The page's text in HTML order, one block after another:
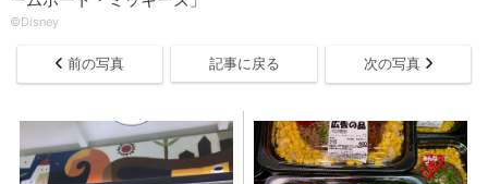
©︎Disney
前の写真 記事に戻る 次の写真